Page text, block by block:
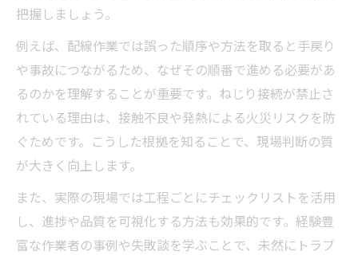
把握しましょう。
例えば、配線作業では誤った順序や方法を取ると手戻り
や事故につながるため、なぜその順番で進める必要があ
るのかを理解することが重要です。ねじり接続が禁止さ
れている理由は、接触不良や発熱による火災リスクを防
ぐためです。こうした根拠を知ることで、現場判断の質
が大きく向上します。
また、実際の現場では工程ごとにチェックリストを活用
し、進捗や品質を可視化する方法も効果的です。経験豊
富な作業者の事例や失敗談を学ぶことで、未然にトラブ